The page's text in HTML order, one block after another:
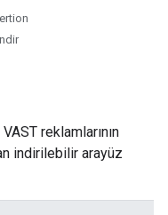
reklamlarının
indirilebilir arayüz